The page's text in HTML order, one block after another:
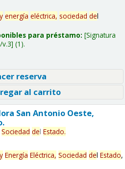
y energía eléctrica, sociedad del
para préstamo: Signatura
(1).
reserva
al carrito
San Antonio Oeste,
Sociedad del Estado.
y Energía Eléctrica, Sociedad del Estado,